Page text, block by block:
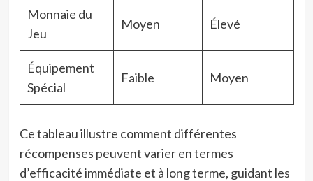
Monnaie du
Jeu
Moyen Élevé
Équipement
Spécial
Faible Moyen
Ce tableau illustre comment différentes
récompenses peuvent varier en termes
d’efficacité immédiate et à long terme, guidant les